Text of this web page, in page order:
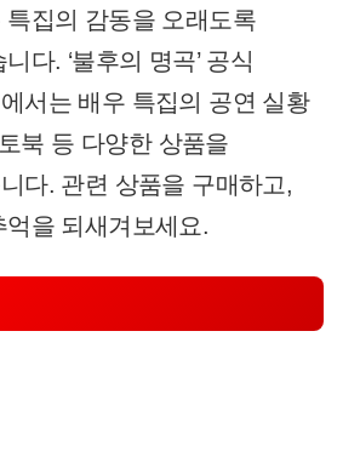
특집의 감동을 오래도록
다. ‘불후의 명곡’ 공식
서는 배우 특집의 공연 실황
북 등 다양한 상품을
다. 관련 상품을 구매하고,
을 되새겨보세요.